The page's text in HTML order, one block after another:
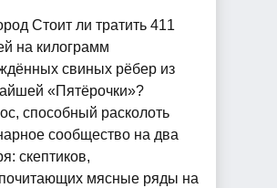
Стоит ли тратить 411
на килограмм
свиных рёбер из
«Пятёрочки»?
способный расколоть
сообщество на два
скептиков,
мясные ряды на